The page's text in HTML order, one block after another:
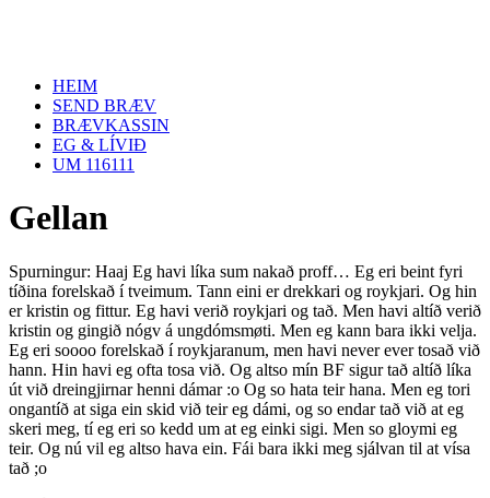
HEIM
SEND BRÆV
BRÆVKASSIN
EG & LÍVIÐ
UM 116111
Gellan
Spurningur: Haaj Eg havi líka sum nakað proff… Eg eri beint fyri
tíðina forelskað í tveimum. Tann eini er drekkari og roykjari. Og hin
er kristin og fittur. Eg havi verið roykjari og tað. Men havi altíð verið
kristin og gingið nógv á ungdómsmøti. Men eg kann bara ikki velja.
Eg eri soooo forelskað í roykjaranum, men havi never ever tosað við
hann. Hin havi eg ofta tosa við. Og altso mín BF sigur tað altíð líka
út við dreingjirnar henni dámar :o Og so hata teir hana. Men eg tori
ongantíð at siga ein skid við teir eg dámi, og so endar tað við at eg
skeri meg, tí eg eri so kedd um at eg einki sigi. Men so gloymi eg
teir. Og nú vil eg altso hava ein. Fái bara ikki meg sjálvan til at vísa
tað ;o